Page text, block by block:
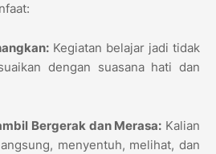
Kegiatan belajar jadi tidak
dengan suasana hati dan
Bergerak dan Merasa: Kalian
menyentuh, melihat, dan